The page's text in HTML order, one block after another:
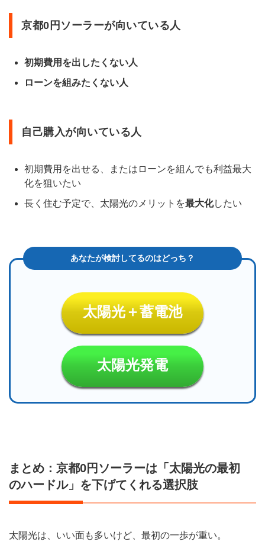
京都0円ソーラーが向いている人
初期費用を出したくない人
ローンを組みたくない人
自己購入が向いている人
初期費用を出せる、またはローンを組んでも利益最大
化を狙いたい
長く住む予定で、太陽光のメリットを最大化したい
太陽光＋蓄電池
太陽光発電
まとめ：京都0円ソーラーは「太陽光の最初
のハードル」を下げてくれる選択肢
太陽光は、いい面も多いけど、最初の一歩が重い。